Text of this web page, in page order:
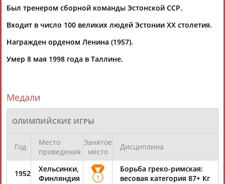
24 персон из 13181
ЕЩЁ ПЕРСОНЫ
ЦЕЛИ ПРОЕКТА КОНТАКТЫ
Вопросы сотрудничества и совместной деятельностиinform@infosport.ru
Был тренером сборной команды Эстонской ССР.
Входит в число 100 великих людей Эстонии XX столетия.
Награжден орденом Ленина (1957).
Умер 8 мая 1998 года в Таллине.
Медали
ОЛИМПИЙСКИЕ ИГРЫ
Год
Место
проведения
Занятое
место
Дисциплина
1952
Хельсинки,
Финляндия
1
Борьба греко-римская:
весовая категория 87+ Кг